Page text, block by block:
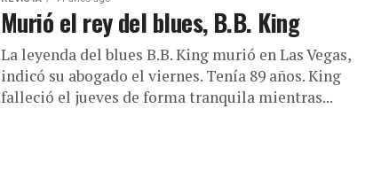
Murió el rey del blues, B.B. King
La leyenda del blues B.B. King murió en Las Vegas,
indicó su abogado el viernes. Tenía 89 años. King
falleció el jueves de forma tranquila mientras...